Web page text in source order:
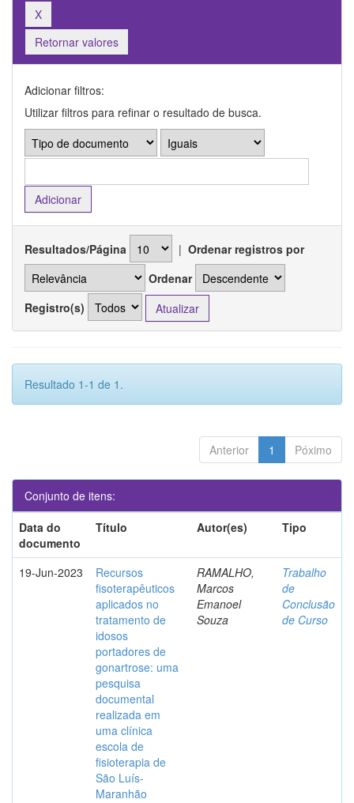
Retornar valores
Adicionar filtros:
Utilizar filtros para refinar o resultado de busca.
Resultados/Página | Ordenar registros por
Ordenar
Registro(s)
Resultado 1-1 de 1.
Anterior 1 Póximo
Conjunto de itens:
Data do
documento
Título Autor(es) Tipo
19-Jun-2023
Recursos
fisoterapêuticos
aplicados no
tratamento de
idosos
portadores de
gonartrose: uma
pesquisa
documental
realizada em
uma clínica
escola de
fisioterapia de
São Luís-
Maranhão
RAMALHO,
Marcos
Emanoel
Souza
Trabalho
de
Conclusão
de Curso